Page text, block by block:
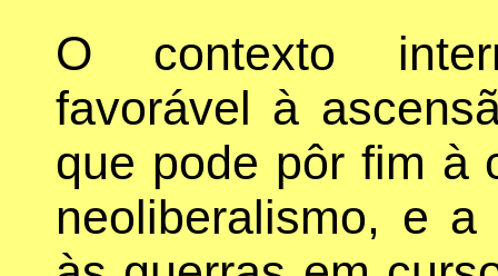
O contexto
favorável à
que pode pôr fim à
neoliberalismo, e